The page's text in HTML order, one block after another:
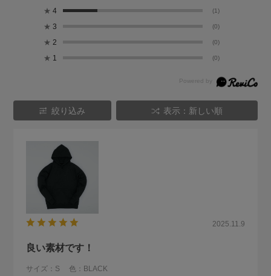
★ 4 (1)
★ 3 (0)
★ 2 (0)
★ 1 (0)
絞り込み 表示：新しい順
2025.11.9
良い素材です！
サイズ：S 色：BLACK